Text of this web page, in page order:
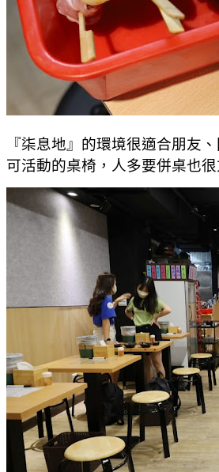
『柒息地』的環境很適合朋友
可活動的桌椅，人多要併桌也